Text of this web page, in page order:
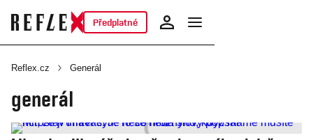
Předplatné
Reflex.cz Generál
generál